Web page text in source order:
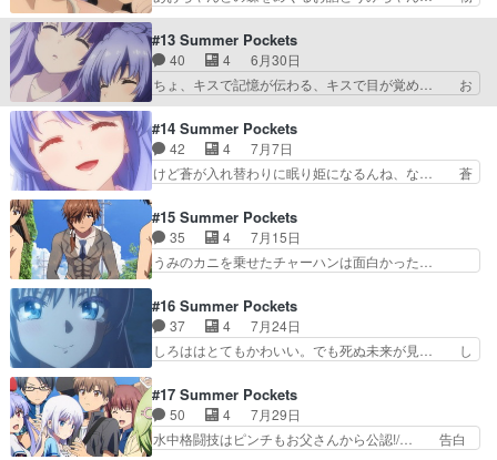
が変わってて、前の方が良かった… 不思議で切な
よその人は気付いているだろ… また最初に巻き戻
ってしまった1、2話辺り… それにしても蒼ルー
ト面白いな。ゲームまた…
語の核心に迫る蝶の秘密…他人の記憶を追… 蒼の
過去は何があった？うみちゃんがﾛﾘビ… 目隠れ少
女が鷹原と出会ってる蒼？本当の蒼… 今週めっち
ゃおもしろかったんだがw羽衣里… 蒼は相変わら
ず可愛いねぇチョロインすぎる… 挿入歌が合って
流れた瞬間に心が震えた。… さすがラキスケもボ
ケもツッコミもできる万… 蒼たその巫女服生足だ
ああああああああああ…
#13 Summer Pockets
40 4
6月30日
ちょ、キスで記憶が伝わる、キスで目が覚め… お
姉さんが崖から落ちて意識不明になってか… なん
か前の話で、記憶の残滓の蝶と眠りから… もう蒼
で良くない?ようやく幽霊じゃない生… 藍は目が
隠れてて顔が…しろはは嫉妬しない… 双子の記憶
を持つ蝶を探す話だが、遂に今回… ブログを更新
愛いです⚪︎剣勇伝説YA… 蒼は子供の頃夜の山に
七影蝶を探しに行き、… 藍の七影蝶が見えんのも
よく分からんし最後…
#14 Summer Pockets
42 4
7月7日
けど蒼が入れ替わりに眠り姫になるんね、な… 蒼
芝居は大変だな高森さん今度は蒼が目覚… 眠り姫
だった姉が目覚めて今度は妹が。最低… 毎回感情
がついていけずに終わるんだよなこ… 羽依里が蒼
ちゃんの七影蝶に触れてどれだけ… 主人公の愛の
ーしてるわwwこれは目覚め… 目覚めた藍と入れ
替わるように眠り続ける蒼… ブログを更新しまし
た!!宜しければ、是非…
#15 Summer Pockets
35 4
7月15日
うみのカニを乗せたチャーハンは面白かった…
かしうみちゃん、シナリオ進むたびに退行… 待ち
に待った鳴瀬しろは編が開幕！！！しろ… 今回か
らしろはルートか。もうだいぶ前にや… 蒼ちゃん
編も終わって今週からはしろはちゃ… 羽依里は夜
といろんなキャラクターの性格… しろはの素っ気
なさの理由が分かったねみん… ブログを更新しま
した!!宜しければ、是非…
#16 Summer Pockets
37 4
7月24日
しろははとてもかわいい。でも死ぬ未来が見… し
リングで赤くなっちゃうしろはかわいか… 卓球台
はどんな技使ったらぶっ壊せるんだよ… 付箋の数
からしろはが楽しみにしてたのが伝… 鳴瀬家が島
の神事や祭事を司る家系だと教え… しろはちゃん
#17 Summer Pockets
50 4
7月29日
水中格闘技はピンチもお父さんから公認!/… 告白